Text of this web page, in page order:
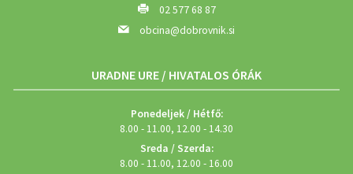
02 577 68 87
obcina@dobrovnik.si
URADNE URE / HIVATALOS ÓRÁK
Ponedeljek / Hétfő:
8.00 - 11.00, 12.00 - 14.30
Sreda / Szerda:
8.00 - 11.00, 12.00 - 16.00